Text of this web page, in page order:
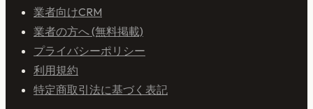
業者向けCRM
業者の方へ (無料掲載)
プライバシーポリシー
利用規約
特定商取引法に基づく表記